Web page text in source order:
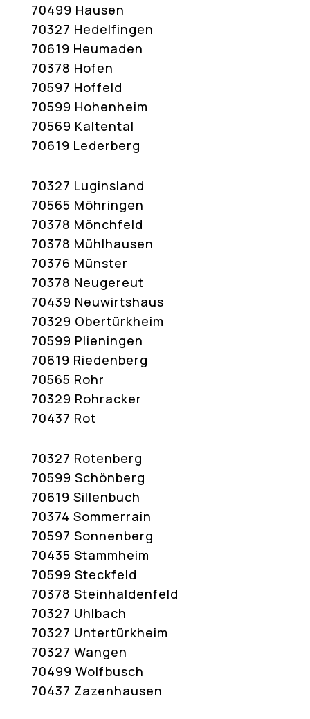
70499 Hausen
70327 Hedelfingen
70619 Heumaden
70378 Hofen
70597 Hoffeld
70599 Hohenheim
70569 Kaltental
70619 Lederberg
70327 Luginsland
70565 Möhringen
70378 Mönchfeld
70378 Mühlhausen
70376 Münster
70378 Neugereut
70439 Neuwirtshaus
70329 Obertürkheim
70599 Plieningen
70619 Riedenberg
70565 Rohr
70329 Rohracker
70437 Rot
70327 Rotenberg
70599 Schönberg
70619 Sillenbuch
70374 Sommerrain
70597 Sonnenberg
70435 Stammheim
70599 Steckfeld
70378 Steinhaldenfeld
70327 Uhlbach
70327 Untertürkheim
70327 Wangen
70499 Wolfbusch
70437 Zazenhausen